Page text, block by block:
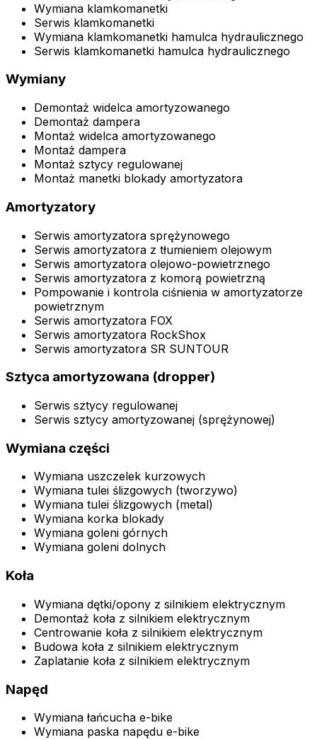
Wymiana klamkomanetki
Serwis klamkomanetki
Wymiana klamkomanetki hamulca hydraulicznego
Serwis klamkomanetki hamulca hydraulicznego
Wymiany
Demontaż widelca amortyzowanego
Demontaż dampera
Montaż widelca amortyzowanego
Montaż dampera
Montaż sztycy regulowanej
Montaż manetki blokady amortyzatora
Amortyzatory
Serwis amortyzatora sprężynowego
Serwis amortyzatora z tłumieniem olejowym
Serwis amortyzatora olejowo-powietrznego
Serwis amortyzatora z komorą powietrzną
Pompowanie i kontrola ciśnienia w amortyzatorze
powietrznym
Serwis amortyzatora FOX
Serwis amortyzatora RockShox
Serwis amortyzatora SR SUNTOUR
Sztyca amortyzowana (dropper)
Serwis sztycy regulowanej
Serwis sztycy amortyzowanej (sprężynowej)
Wymiana części
Wymiana uszczelek kurzowych
Wymiana tulei ślizgowych (tworzywo)
Wymiana tulei ślizgowych (metal)
Wymiana korka blokady
Wymiana goleni górnych
Wymiana goleni dolnych
Koła
Wymiana dętki/opony z silnikiem elektrycznym
Demontaż koła z silnikiem elektrycznym
Centrowanie koła z silnikiem elektrycznym
Budowa koła z silnikiem elektrycznym
Zaplatanie koła z silnikiem elektrycznym
Napęd
Wymiana łańcucha e-bike
Wymiana paska napędu e-bike